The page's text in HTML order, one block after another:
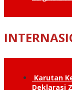
Karutan
Deklarasi